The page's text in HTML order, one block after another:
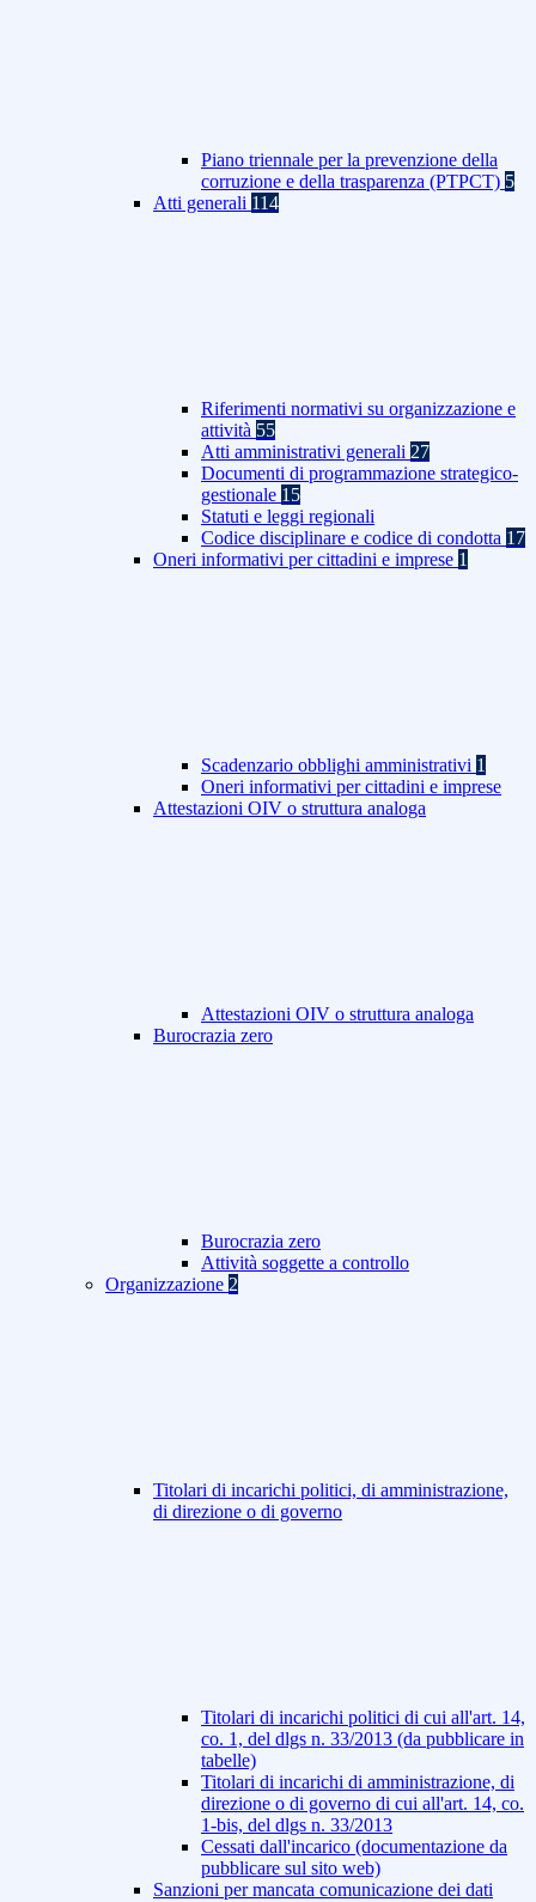
Piano triennale per la prevenzione della
corruzione e della trasparenza (PTPCT) 5
Atti generali 114
Riferimenti normativi su organizzazione e
attività 55
Atti amministrativi generali 27
Documenti di programmazione strategico-
gestionale 15
Statuti e leggi regionali
Codice disciplinare e codice di condotta 17
Oneri informativi per cittadini e imprese 1
Scadenzario obblighi amministrativi 1
Oneri informativi per cittadini e imprese
Attestazioni OIV o struttura analoga
Attestazioni OIV o struttura analoga
Burocrazia zero
Burocrazia zero
Attività soggette a controllo
Organizzazione 2
Titolari di incarichi politici, di amministrazione,
di direzione o di governo
Titolari di incarichi politici di cui all'art. 14,
co. 1, del dlgs n. 33/2013 (da pubblicare in
tabelle)
Titolari di incarichi di amministrazione, di
direzione o di governo di cui all'art. 14, co.
1-bis, del dlgs n. 33/2013
Cessati dall'incarico (documentazione da
pubblicare sul sito web)
Sanzioni per mancata comunicazione dei dati